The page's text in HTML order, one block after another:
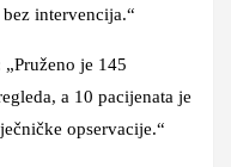
intervencija.“
je 145
a 10 pacijenata je
opservacije.“